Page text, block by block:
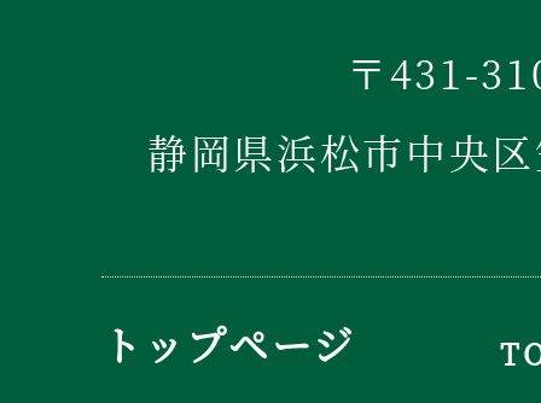
〒431-
静岡県浜松市中央
トップページ